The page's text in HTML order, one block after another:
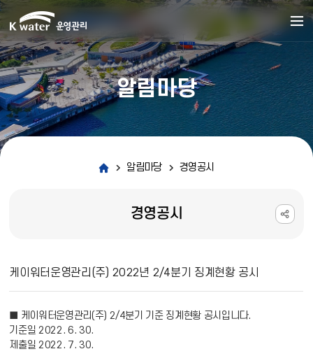
알림마당
알림마당 경영공시
경영공시
케이워터운영관리(주) 2022년 2/4분기 징계현황 공시
■ 케이워터운영관리(주) 2/4분기 기준 징계현황 공시입니다.
기준일 2022. 6. 30.
제출일 2022. 7. 30.